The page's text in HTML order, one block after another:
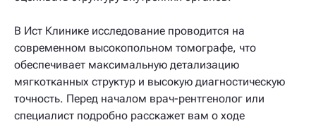
В Ист Клинике исследование проводится на
современном высокопольном томографе, что
обеспечивает максимальную детализацию
мягкотканных структур и высокую диагностическую
точность. Перед началом врач-рентгенолог или
специалист подробно расскажет вам о ходе